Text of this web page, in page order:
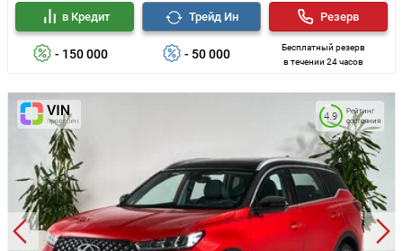
- 150 000
в Кредит
- 50 000
Трейд Ин
Бесплатный резерв
в течении 24 часов
Резерв
Рейтинг
состояния
4.9